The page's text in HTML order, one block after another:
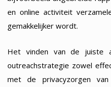
en online activiteit
gemakkelijker wordt.
Het vinden van de juiste
outreachstrategie zowel
met de privacyzorgen